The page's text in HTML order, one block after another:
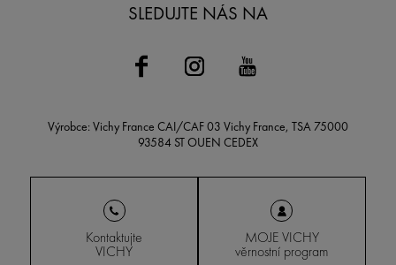
SLEDUJTE NÁS NA
Výrobce: Vichy France CAI/CAF 03 Vichy France, TSA 75000
93584 ST OUEN CEDEX
Kontaktujte
VICHY
MOJE VICHY
věrnostní program